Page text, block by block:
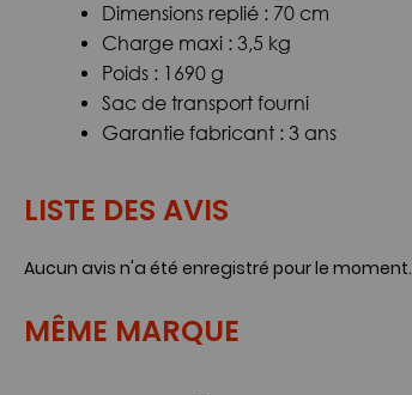
Dimensions replié : 70 cm
Charge maxi : 3,5 kg
Poids : 1690 g
Sac de transport fourni
Garantie fabricant : 3 ans
LISTE DES AVIS
Aucun avis n'a été enregistré pour le moment.
MÊME MARQUE